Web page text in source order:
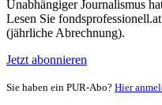
Unabhängiger Journalismus
Lesen Sie
(jährliche Abrechnung).
Jetzt abonnieren
Sie haben ein PUR-Abo? Hier